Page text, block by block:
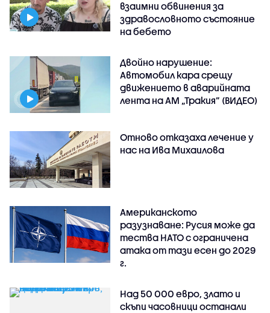
взаимни обвинения за
здравословното състояние
на бебето
Двойно нарушение:
Автомобил кара срещу
движението в аварийната
лента на АМ „Тракия” (ВИДЕО)
Отново отказаха лечение у
нас на Ива Михаилова
Американското
разузнаване: Русия може да
тества НАТО с ограничена
атака от тази есен до 2029
г.
Над 50 000 евро, злато и
скъпи часовници останали